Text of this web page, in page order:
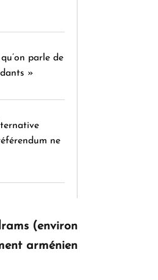
parle de
»
ne
(environ
arménien